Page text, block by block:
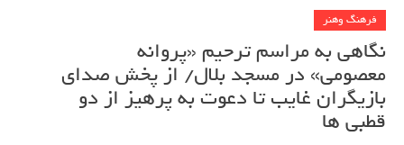
فرهنگ وهنر
نگاهی به مراسم ترحیم «پروانه
معصومی» در مسجد بلال/ از پخش صدای
بازیگران غایب تا دعوت به پرهیز از دو
قطبی ها